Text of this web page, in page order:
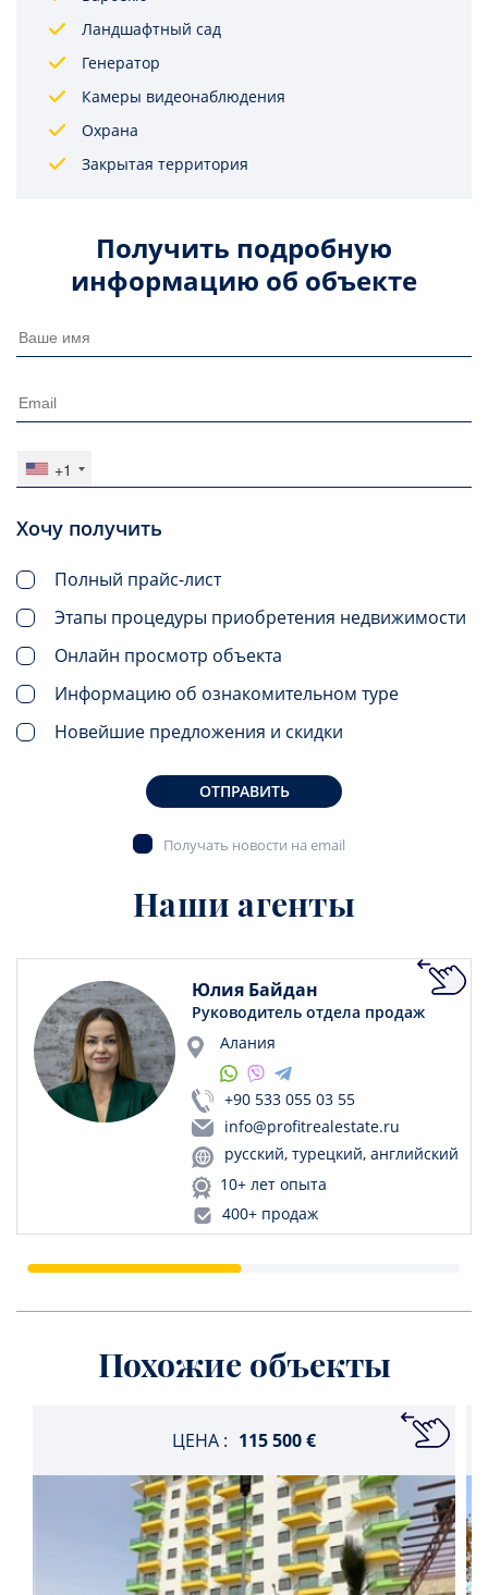
Ландшафтный сад
Генератор
Камеры видеонаблюдения
Охрана
Закрытая территория
Получить подробную
информацию об объекте
+1
Хочу получить
Полный прайс-лист
Этапы процедуры приобретения недвижимости
Онлайн просмотр объекта
Информацию об ознакомительном туре
Новейшие предложения и скидки
ОТПРАВИТЬ
Получать новости на email
Наши агенты
Юлия Байдан
Руководитель отдела продаж
Алания
+90 533 055 03 55
info@profitrealestate.ru
русский, турецкий, английский
10+ лет опыта
400+ продаж
Похожие объекты
ЦЕНА : 115 500 €